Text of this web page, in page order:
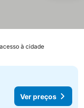
à cidade
Ver preços